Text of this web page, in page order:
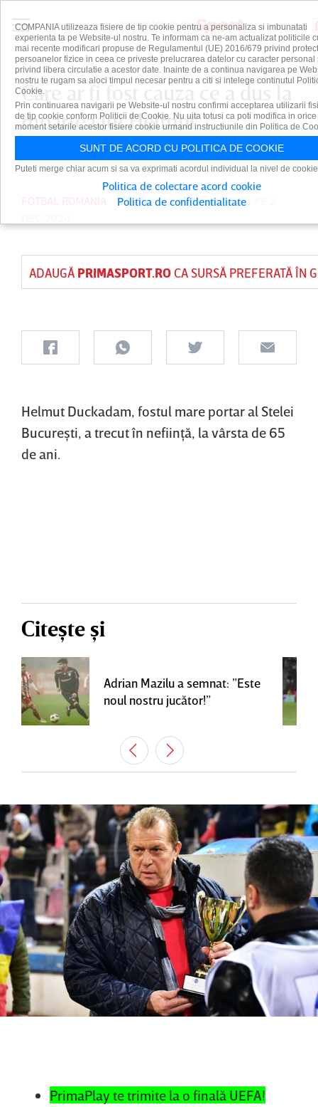
Care ar fi fost cauza ce a dus la
moartea lui Helmut
Duckadam
PUBLICAT DEDAIAN CUTU
ADAUGĂ PRIMASPORT.ROCA SURSĂ PREFERATĂ ÎN
Helmut Duckadam, fostul mare portar al Stelei
Bucureşti, a trecut în nefiinţă, la vârsta de 65
de ani.
Citește și
Adrian Mazilu a semnat: ”Este
noul nostru jucător!”
PrimaPlay te trimite la o finală UEFA!
COMPANIA utilizeaza fisiere de tip cookie pentru a personaliza si imbunatati
experienta ta pe Website-ul nostru. Te informam ca ne-am actualizat politicile
mai recente modificari propuse de Regulamentul (UE) 2016/679 privind
persoanelor fizice in ceea ce priveste prelucrarea datelor cu caracter personal
privind libera circulatie a acestor date. Inainte de a continua navigarea pe
nostru te rugam sa aloci timpul necesar pentru a citi si intelege continutul
Cookie.
Prin continuarea navigarii pe Website-ul nostru confirmi acceptarea utilizarii
de tip cookie conform Politicii de Cookie. Nu uita totusi ca poti modifica in orice
moment setarile acestor fisiere cookie urmand instructiunile din Politica de
SUNT DE ACORD CU POLITICA DE COOKIE
Puteti merge chiar acum si sa va exprimati acordul individual la nivel de
Politica de colectare acord cookie
Politica de confidentialitate